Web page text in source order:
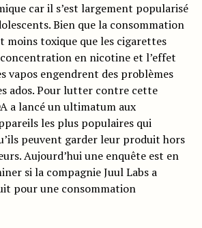
car il s’est largement popularisé
Bien que la consommation
moins toxique que les cigarettes
en nicotine et l’effet
vapos engendrent des problèmes
ados. Pour lutter contre cette
a lancé un ultimatum aux
les plus populaires qui
peuvent garder leur produit hors
Aujourd’hui une enquête est en
si la compagnie Juul Labs a
pour une consommation